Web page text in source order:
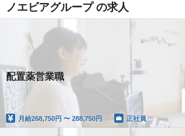
ノエビアグループ の求人
配置薬営業職
月給268,750円 〜 288,750円 正社員